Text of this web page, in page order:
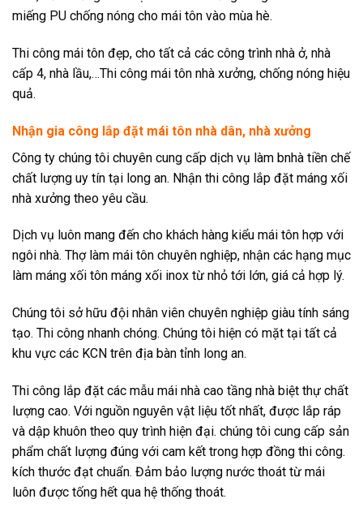
miếng PU chống nóng cho mái tôn vào mùa hè.
Thi công mái tôn đẹp, cho tất cả các công trình nhà ở, nhà
cấp 4, nhà lầu,…Thi công mái tôn nhà xưởng, chống nóng hiệu
quả.
Nhận gia công lắp đặt mái tôn nhà dân, nhà xưởng
Công ty chúng tôi chuyên cung cấp dịch vụ làm bnhà tiền chế
chất lượng uy tín tại long an. Nhận thi công lắp đặt máng xối
nhà xưởng theo yêu cầu.
Dịch vụ luôn mang đến cho khách hàng kiểu mái tôn hợp với
ngôi nhà. Thợ làm mái tôn chuyên nghiệp, nhận các hạng mục
làm máng xối tôn máng xối inox từ nhỏ tới lớn, giá cả hợp lý.
Chúng tôi sở hữu đội nhân viên chuyên nghiệp giàu tính sáng
tạo. Thi công nhanh chóng. Chúng tôi hiện có mặt tại tất cả
khu vực các KCN trên địa bàn tỉnh long an.
Thi công lắp đặt các mẫu mái nhà cao tầng nhà biệt thự chất
lượng cao. Với nguồn nguyên vật liệu tốt nhất, được lắp ráp
và dập khuôn theo quy trình hiện đại. chúng tôi cung cấp sản
phẩm chất lượng đúng với cam kết trong hợp đồng thi công.
kích thước đạt chuẩn. Đảm bảo lượng nước thoát từ mái
luôn được tống hết qua hệ thống thoát.